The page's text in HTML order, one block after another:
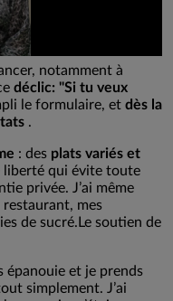
notamment à
déclic: "Si tu veux
le formulaire, et dès la
.
: des plats variés et
liberté qui évite toute
privée. J’ai même
restaurant, mes
de sucré.Le soutien de
épanouie et je prends
simplement. J’ai